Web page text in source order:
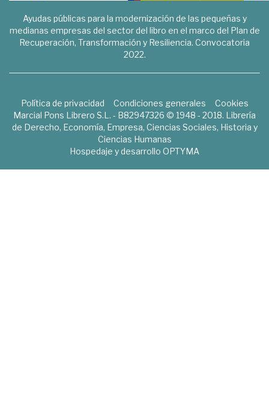
Ayudas públicas para la modernización de las pequeñas y
medianas empresas del sector del libro en el marco del Plan de
Recuperación, Transformación y Resiliencia. Convocatoria
2022.
Política de privacidad Condiciones generales
Cookies
Marcial Pons Librero S.L. - B82947326 © 1948 - 2018. Librería
de Derecho, Economía, Empresa, Ciencias Sociales, Historia y
Ciencias Humanas
Hospedaje y desarrollo OPTYMA